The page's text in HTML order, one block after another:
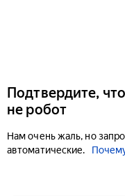
Подтвердите,
не робот
Нам очень жаль, но
автоматические.